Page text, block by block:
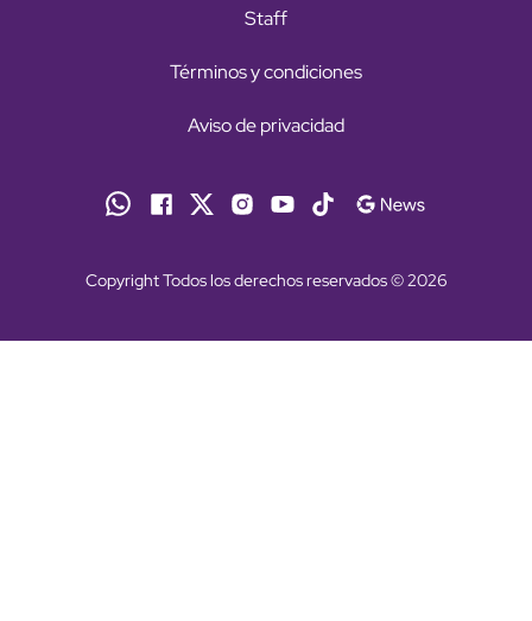
Staff
Términos y condiciones
Aviso de privacidad
Copyright Todos los derechos reservados © 2026